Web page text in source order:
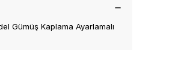
Gümüş Kaplama Ayarlamalı